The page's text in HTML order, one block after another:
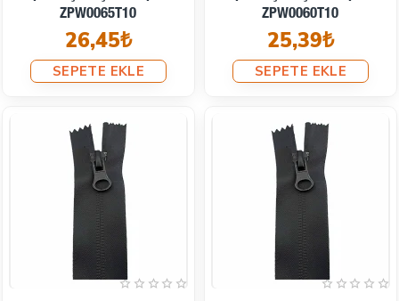
ZPW0065T10
26,45₺
SEPETE EKLE
ZPW0060T10
25,39₺
SEPETE EKLE